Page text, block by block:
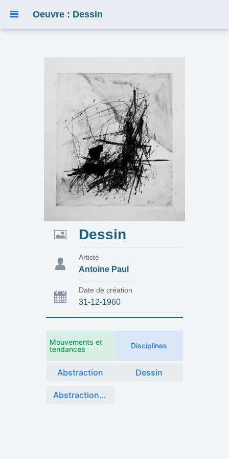
Oeuvre : Dessin
Dessin
Antoine Paul
Artiste
31-12-1960
Date de création
Mouvements et
tendances
Abstraction
Abstraction lyrique
Disciplines
Dessin